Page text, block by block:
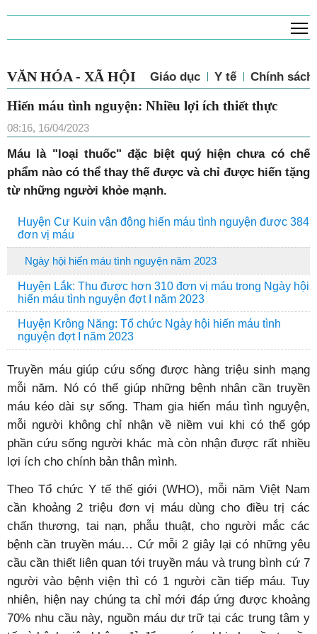
VĂN HÓA - XÃ HỘI Giáo dục Y tế Chính sách
Hiến máu tình nguyện: Nhiều lợi ích thiết thực
08:16, 16/04/2023
Máu là "loại thuốc" đặc biệt quý hiện chưa có chế
phẩm nào có thể thay thế được và chỉ được hiến tặng
từ những người khỏe mạnh.
Huyện Cư Kuin vận động hiến máu tình nguyện được 384
đơn vị máu
Ngày hội hiến máu tình nguyện năm 2023
Huyện Lắk: Thu được hơn 310 đơn vị máu trong Ngày hội
hiến máu tình nguyện đợt I năm 2023
Huyện Krông Năng: Tổ chức Ngày hội hiến máu tình
nguyện đợt I năm 2023
Truyền máu giúp cứu sống được hàng triệu sinh mạng
mỗi năm. Nó có thể giúp những bệnh nhân cần truyền
máu kéo dài sự sống. Tham gia hiến máu tình nguyện,
mỗi người không chỉ nhận về niềm vui khi có thể góp
phần cứu sống người khác mà còn nhận được rất nhiều
lợi ích cho chính bản thân mình.
Theo Tổ chức Y tế thế giới (WHO), mỗi năm Việt Nam
cần khoảng 2 triệu đơn vị máu dùng cho điều trị các
chấn thương, tai nạn, phẫu thuật, cho người mắc các
bệnh cần truyền máu… Cứ mỗi 2 giây lại có những yêu
cầu cần thiết liên quan tới truyền máu và trung bình cứ 7
người vào bệnh viện thì có 1 người cần tiếp máu. Tuy
nhiên, hiện nay chúng ta chỉ mới đáp ứng được khoảng
70% nhu cầu này, nguồn máu dự trữ tại các trung tâm y